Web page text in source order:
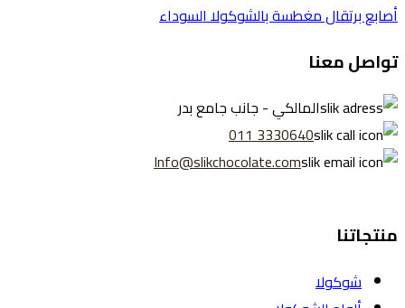
برتقال مغطسة بالشوكولا السوداء
معنا
المالكي - جانب جامع بدر
3330640 011
Info@slikchocolate.com
شوكولا